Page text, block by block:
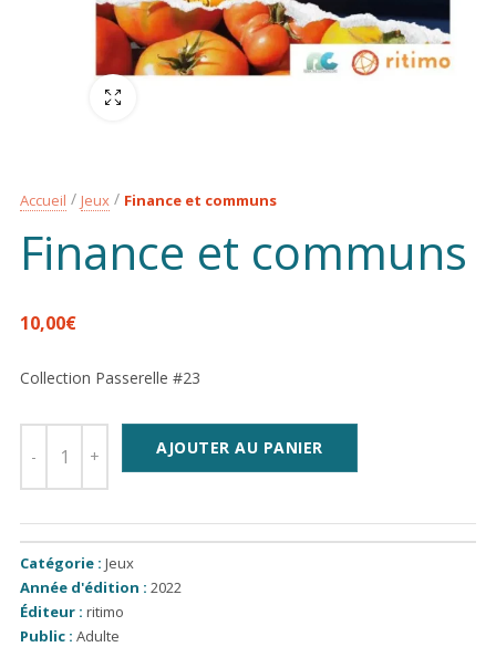
Accueil Jeux Finance et communs
Finance et communs
10,00€
Collection Passerelle #23
AJOUTER AU PANIER
Catégorie : Jeux
Année d'édition : 2022
Éditeur : ritimo
Public : Adulte